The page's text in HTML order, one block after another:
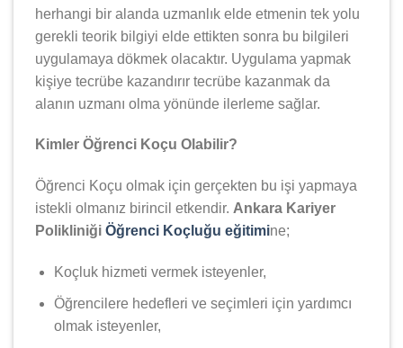
herhangi bir alanda uzmanlık elde etmenin tek yolu
gerekli teorik bilgiyi elde ettikten sonra bu bilgileri
uygulamaya dökmek olacaktır. Uygulama yapmak
kişiye tecrübe kazandırır tecrübe kazanmak da
alanın uzmanı olma yönünde ilerleme sağlar.
Kimler Öğrenci Koçu Olabilir?
Öğrenci Koçu olmak için gerçekten bu işi yapmaya
istekli olmanız birincil etkendir. Ankara Kariyer
Polikliniği Öğrenci Koçluğu eğitimine;
Koçluk hizmeti vermek isteyenler,
Öğrencilere hedefleri ve seçimleri için yardımcı
olmak isteyenler,